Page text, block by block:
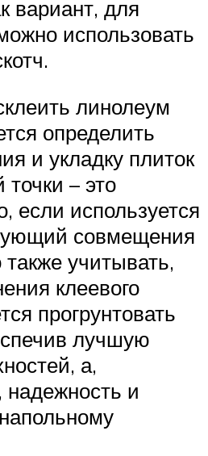
вариант, для
использовать
линолеум
определить
и укладку плиток
точки – это
если используется
совмещения
учитывать,
клеевого
прогрунтовать
лучшую
а,
надежность и